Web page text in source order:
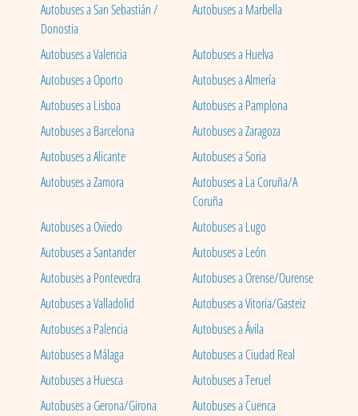
Autobuses a San Sebastián /
Donostia
Autobuses a Marbella
Autobuses a Valencia
Autobuses a Huelva
Autobuses a Oporto
Autobuses a Almería
Autobuses a Lisboa
Autobuses a Pamplona
Autobuses a Barcelona
Autobuses a Zaragoza
Autobuses a Alicante
Autobuses a Soria
Autobuses a Zamora
Autobuses a La Coruña/A
Coruña
Autobuses a Oviedo
Autobuses a Lugo
Autobuses a Santander
Autobuses a León
Autobuses a Pontevedra
Autobuses a Orense/Ourense
Autobuses a Valladolid
Autobuses a Vitoria/Gasteiz
Autobuses a Palencia
Autobuses a Ávila
Autobuses a Málaga
Autobuses a Ciudad Real
Autobuses a Huesca
Autobuses a Teruel
Autobuses a Gerona/Girona
Autobuses a Cuenca